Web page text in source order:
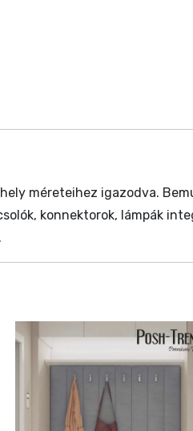
méreteihez igazodva.
konnektorok, lámpák